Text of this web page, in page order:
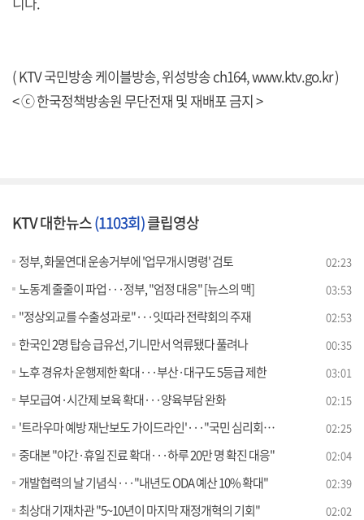
( KTV 국민방송 케이블방송, 위성방송 ch164,www.ktv.go.kr)
< ⓒ 한국정책방송원 무단전재 및 재배포 금지 >
KTV 대한뉴스(1103회)클립영상
정부, 화물연대 운송거부에 '업무개시명령' 검토 02:23
노동계 줄줄이 파업···정부, "엄정 대응" [뉴스의 맥] 03:53
"정상외교를 수출성과로"···잇따라 전략회의 주재 02:53
한국인 2명 탑승 급유선, 기니만서 억류됐다 풀려나 00:35
노후 경유차 운행제한 확대···부산·대구도 5등급 제한 03:01
부모급여·시간제 보육 확대···양육부담 완화 02:15
'트라우마 예방 재난보도 가이드라인'···"국민 심리회복 기대" 02:25
중대본 "야간·휴일 진료 확대···하루 20만 명 확진 대응" 02:04
개발협력의 날 기념식···"내년도 ODA 예산 10% 확대" 02:39
최상대 기재차관 "5~10년이 마지막 재정개혁의 기회" 02:02